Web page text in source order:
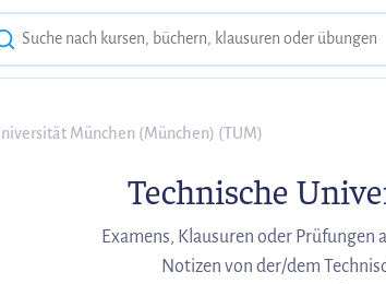
München (München) (TUM)
Technische
Examens, Klausuren oder
Notizen von der/dem